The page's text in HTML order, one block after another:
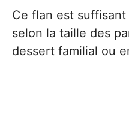
Ce flan est
selon la taille des
dessert familial ou